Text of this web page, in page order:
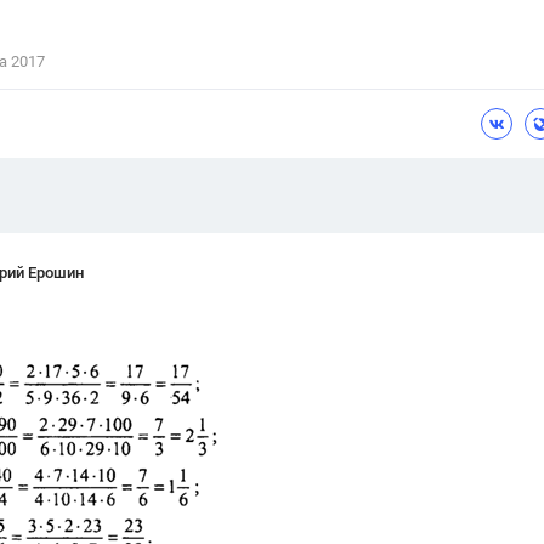
Красота,
2017
Ерошин